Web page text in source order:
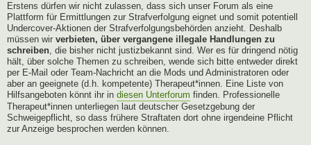
Erstens dürfen wir nicht zulassen, dass sich unser Forum als eine
Plattform für Ermittlungen zur Strafverfolgung eignet und somit potentiell
Undercover-Aktionen der Strafverfolgungsbehörden anzieht. Deshalb
müssen wir verbieten, über vergangene illegale Handlungen zu
schreiben, die bisher nicht justizbekannt sind. Wer es für dringend nötig
hält, über solche Themen zu schreiben, wende sich bitte entweder direkt
per E-Mail oder Team-Nachricht an die Mods und Administratoren oder
aber an geeignete (d.h. kompetente) Therapeut*innen. Eine Liste von
Hilfsangeboten könnt ihr in diesen Unterforum finden. Professionelle
Therapeut*innen unterliegen laut deutscher Gesetzgebung der
Schweigepflicht, so dass frühere Straftaten dort ohne irgendeine Pflicht
zur Anzeige besprochen werden können.